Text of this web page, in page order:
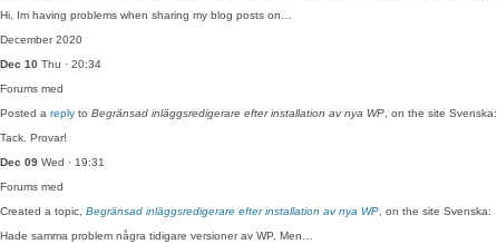
Hi, Im having problems when sharing my blog posts on…
December 2020
Dec 10 Thu · 20:34
Forums med
Posted a reply to Begränsad inläggsredigerare efter installation av nya WP , on the site Svenska:
Tack. Provar!
Dec 09 Wed · 19:31
Forums med
Created a topic, Begränsad inläggsredigerare efter installation av nya WP , on the site Svenska:
Hade samma problem några tidigare versioner av WP. Men…